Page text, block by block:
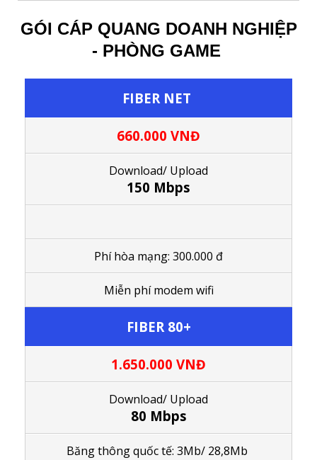
GÓI CÁP QUANG DOANH NGHIỆP
- PHÒNG GAME
FIBER NET
660.000 VNĐ
Download/ Upload
150 Mbps
Phí hòa mạng: 300.000 đ
Miễn phí modem wifi
FIBER 80+
1.650.000 VNĐ
Download/ Upload
80 Mbps
Băng thông quốc tế: 3Mb/ 28,8Mb